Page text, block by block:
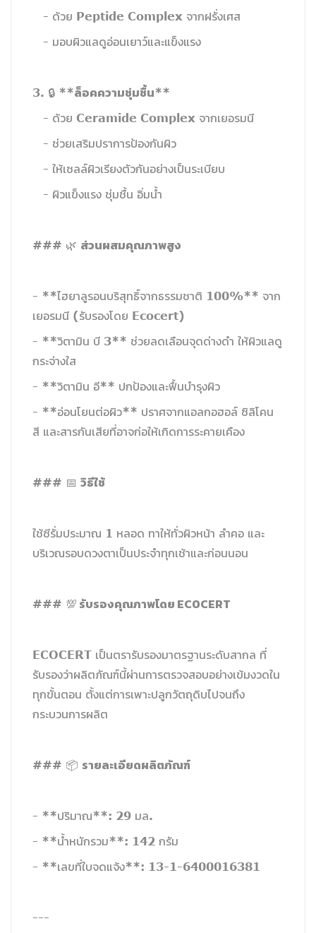
- ด้วย Peptide Complex จากฝรั่งเศส
- มอบผิวแลดูอ่อนเยาว์และแข็งแรง
3. 🔒 **ล็อคความชุ่มชื้น**
- ด้วย Ceramide Complex จากเยอรมนี
- ช่วยเสริมปราการป้องกันผิว
- ให้เซลล์ผิวเรียงตัวกันอย่างเป็นระเบียบ
- ผิวแข็งแรง ชุ่มชื้น อิ่มน้ำ
### 🌿 ส่วนผสมคุณภาพสูง
- **ไฮยาลูรอนบริสุทธิ์จากธรรมชาติ 100%** จาก
เยอรมนี (รับรองโดย Ecocert)
- **วิตามิน บี 3** ช่วยลดเลือนจุดด่างดำ ให้ผิวแลดู
กระจ่างใส
- **วิตามิน อี** ปกป้องและฟื้นบำรุงผิว
- **อ่อนโยนต่อผิว** ปราศจากแอลกอฮอล์ ซิลิโคน
สี และสารกันเสียที่อาจก่อให้เกิดการระคายเคือง
### 📅 วิธีใช้
ใช้ซีรั่มประมาณ 1 หลอด ทาให้ทั่วผิวหน้า ลำคอ และ
บริเวณรอบดวงตาเป็นประจำทุกเช้าและก่อนนอน
### 💯 รับรองคุณภาพโดย ECOCERT
ECOCERT เป็นตรารับรองมาตรฐานระดับสากล ที่
รับรองว่าผลิตภัณฑ์นี้ผ่านการตรวจสอบอย่างเข้มงวดใน
ทุกขั้นตอน ตั้งแต่การเพาะปลูกวัตถุดิบไปจนถึง
กระบวนการผลิต
### 📦 รายละเอียดผลิตภัณฑ์
- **ปริมาณ**: 29 มล.
- **น้ำหนักรวม**: 142 กรัม
- **เลขที่ใบจดแจ้ง**: 13-1-6400016381
---